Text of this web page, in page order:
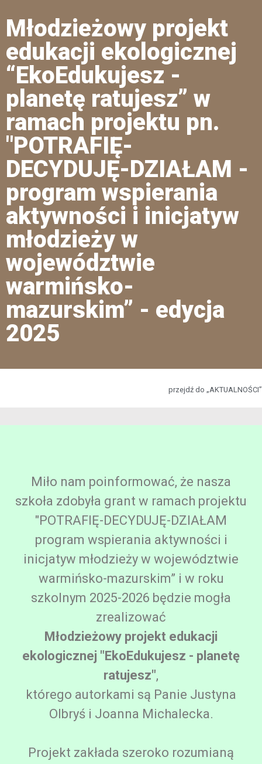
Młodzieżowy projekt
edukacji ekologicznej
“EkoEdukujesz -
planetę ratujesz” w
ramach projektu pn.
"POTRAFIĘ-
DECYDUJĘ-DZIAŁAM -
program wspierania
aktywności i inicjatyw
młodzieży w
województwie
warmińsko-
mazurskim” - edycja
2025
przejdź do „AKTUALNOŚCI”
Miło nam poinformować, że nasza
szkoła zdobyła grant w ramach projektu
"POTRAFIĘ-DECYDUJĘ-DZIAŁAM
program wspierania aktywności i
inicjatyw młodzieży w województwie
warmińsko-mazurskim” i w roku
szkolnym 2025-2026 będzie mogła
zrealizować
Młodzieżowy projekt edukacji
ekologicznej "EkoEdukujesz - planetę
ratujesz",
którego autorkami są Panie Justyna
Olbryś i Joanna Michalecka.
Projekt zakłada szeroko rozumianą